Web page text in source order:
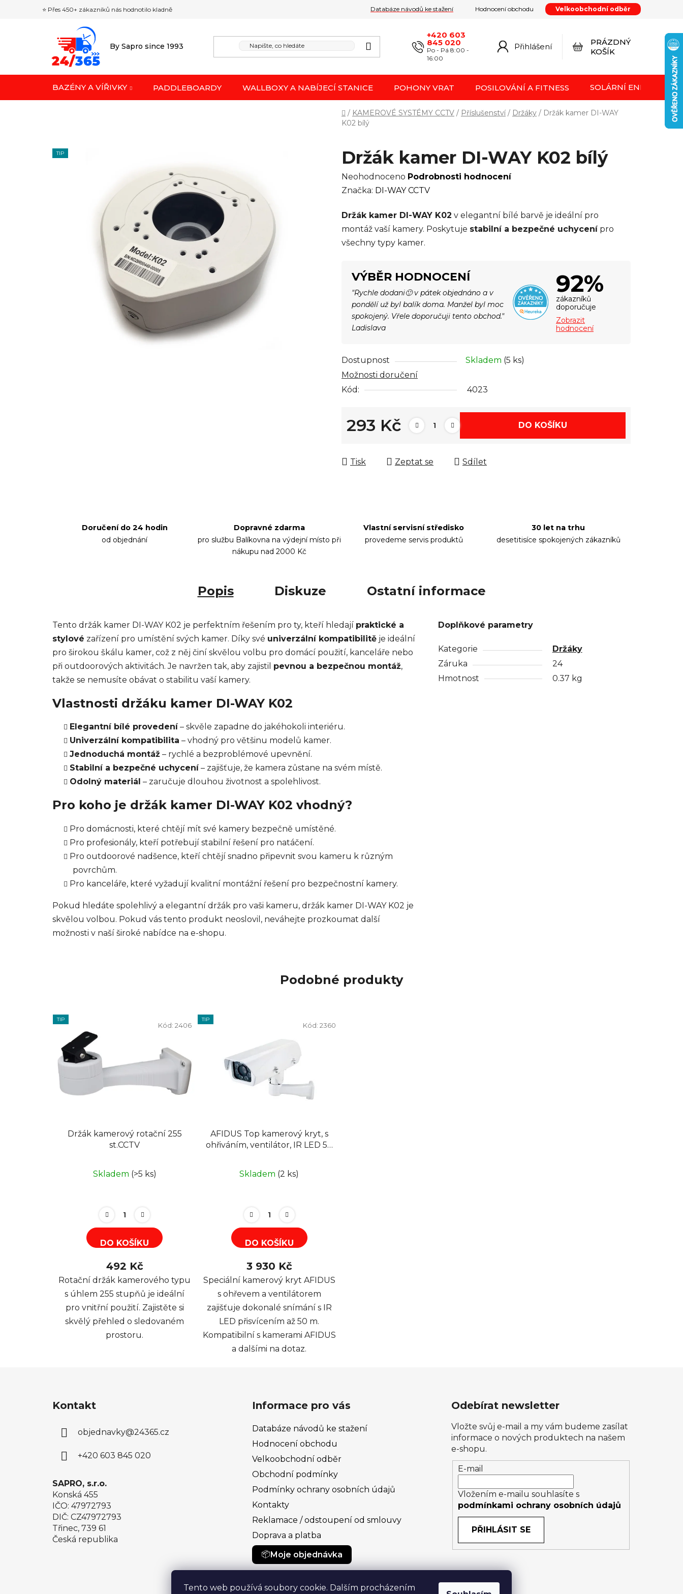
Tento web používá soubory cookie. Dalším procházením
⭐ Přes 450+ zákazníků nás hodnotilo kladně Databáze návodů ke stažení Hodnocení obchodu
Velkoobchodní odběr
Reklamace / odstoupení od smlouvy
By Sapro since 1993
+420 603
845 020
Po - Pá 8:00 -
16:00
Přihlášení
NÁKUPNÍ
PRÁZDNÝ
KOŠÍK
BAZÉNY A VÍŘIVKY PADDLEBOARDY WALLBOXY A NABÍJECÍ STANICE POHONY VRAT POSILOVÁNÍ A FITNESS SOLÁRNÍ ENERGIE FVE
Domů
/ KAMEROVÉ SYSTÉMY CCTV / Příslušenství / Držáky / Držák kamer DI-WAY
K02 bílý
Držák kamer DI-WAY K02 bílý
Průměrné
hodnocení
je
0,0
z
hvězdiček.
Neohodnoceno Podrobnosti hodnocení
Značka: DI-WAY CCTV
Držák kamer DI-WAY K02 v elegantní bílé barvě je ideální pro
montáž vaší kamery. Poskytuje stabilní a bezpečné uchycenípro
všechny typy kamer.
VÝBĚR HODNOCENÍ
"Rychle dodani🙂 v pátek objednáno a v
pondělí už byl balík doma. Manžel byl moc
spokojený. Vřele doporučuji tento obchod."
Ladislava
92%
zákazníků
doporučuje
Zobrazit
hodnocení
Dostupnost Skladem (5 ks)
Možnosti doručení
Kód:
4023
293 Kč DO KOŠÍKU
Tisk Zeptat se Sdílet
TIP
Doručení do 24 hodin
od objednání
Dopravné zdarma
pro službu Balíkovna na výdejní místo při
nákupu nad 2000 Kč
Vlastní servisní středisko
provedeme servis produktů
30 let na trhu
desetitisíce spokojených zákazníků
Popis Diskuze Ostatní informace
Tento držák kamer DI-WAY K02 je perfektním řešením pro ty, kteří hledají praktické a
stylové zařízení pro umístění svých kamer. Díky své univerzální kompatibilitě je ideální
pro širokou škálu kamer, což z něj činí skvělou volbu pro domácí použití, kanceláře nebo
při outdoorových aktivitách. Je navržen tak, aby zajistil pevnou a bezpečnou montáž,
takže se nemusíte obávat o stabilitu vaší kamery.
Vlastnosti držáku kamer DI-WAY K02
Elegantní bílé provedení– skvěle zapadne do jakéhokoli interiéru.
Univerzální kompatibilita – vhodný pro většinu modelů kamer.
Jednoduchá montáž – rychlé a bezproblémové upevnění.
Stabilní a bezpečné uchycení– zajišťuje, že kamera zůstane na svém místě.
Odolný materiál – zaručuje dlouhou životnost a spolehlivost.
Pro koho je držák kamer DI-WAY K02 vhodný?
Pro domácnosti, které chtějí mít své kamery bezpečně umístěné.
Pro profesionály, kteří potřebují stabilní řešení pro natáčení.
Pro outdoorové nadšence, kteří chtějí snadno připevnit svou kameru k různým
povrchům.
Pro kanceláře, které vyžadují kvalitní montážní řešení pro bezpečnostní kamery.
Pokud hledáte spolehlivý a elegantní držák pro vaši kameru, držák kamer DI-WAY K02 je
skvělou volbou. Pokud vás tento produkt neoslovil, neváhejte prozkoumat další
možnosti v naší široké nabídce na e-shopu.
Doplňkové parametry
Kategorie
Držáky
Záruka
24
Hmotnost
0.37 kg
Podobné produkty
TIP
Držák kamerový rotační 255
st.CCTV
Skladem (>5 ks)
DO KOŠÍKU
492 Kč
Rotační držák kamerového typu
s úhlem 255 stupňů je ideální
pro vnitřní použití. Zajistěte si
skvělý přehled o sledovaném
prostoru.
Kód: 2406
TIP
AFIDUS Top kamerový kryt, s
ohřiváním, ventilátor, IR LED 50
Skladem (2 ks)
DO KOŠÍKU
3 930 Kč
Speciální kamerový kryt AFIDUS
s ohřevem a ventilátorem
zajišťuje dokonalé snímání s IR
LED přisvícením až 50 m.
Kompatibilní s kamerami AFIDUS
a dalšími na dotaz.
Kód: 2360
Kontakt
objednavky@24365.cz
+420 603 845 020
SAPRO, s.r.o.
Konská 455
IČO: 47972793
DIČ: CZ47972793
Třinec, 739 61
Česká republika
Informace pro vás
Databáze návodů ke stažení
Hodnocení obchodu
Velkoobchodní odběr
Obchodní podmínky
Podmínky ochrany osobních údajů
Kontakty
Reklamace / odstoupení od smlouvy
Doprava a platba
Moje objednávka
Odebírat newsletter
Vložte svůj e-mail a my vám budeme zasílat
informace o nových produktech na našem
e-shopu.
E-mail
Vložením e-mailu souhlasíte s
podmínkami ochrany osobních údajů
PŘIHLÁSIT SE